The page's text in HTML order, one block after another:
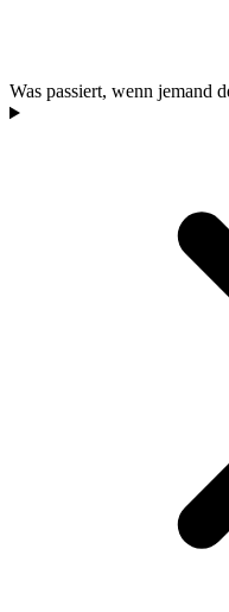
Was passiert, wenn jemand